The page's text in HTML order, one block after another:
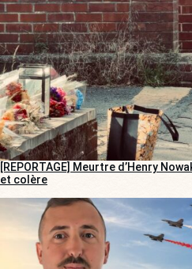
[REPORTAGE] Meurtre d’Henry
et colère